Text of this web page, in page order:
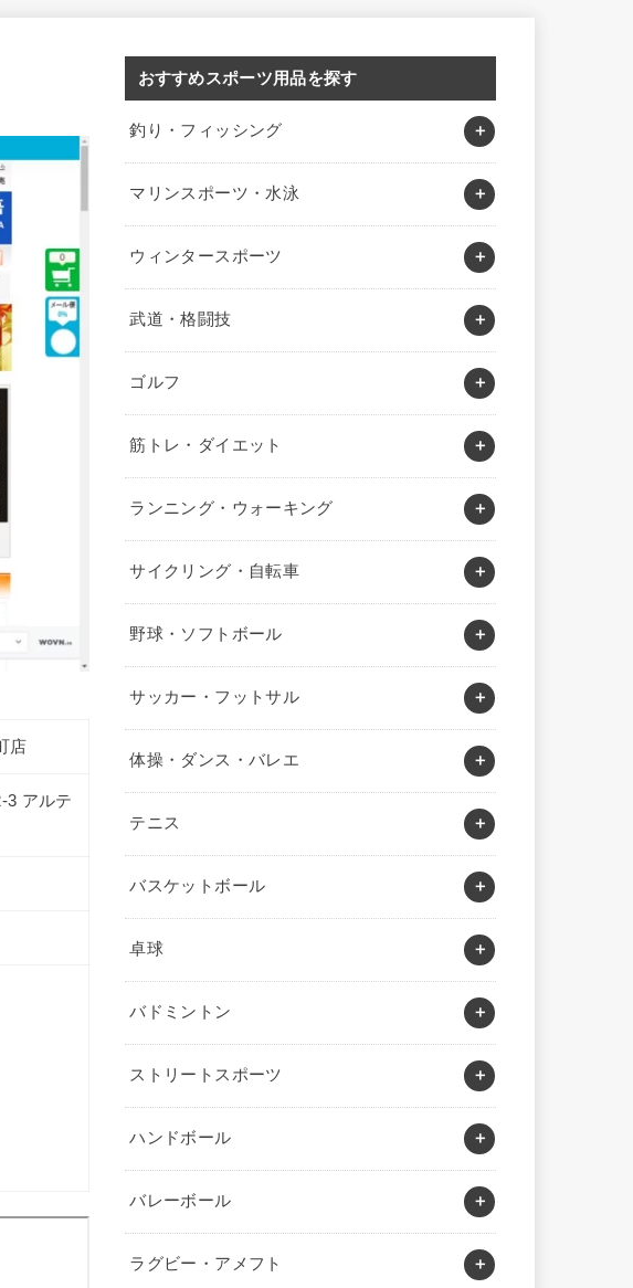
店
3 アルテ
おすすめスポーツ用品を探す
釣り・フィッシング
マリンスポーツ・水泳
ウィンタースポーツ
武道・格闘技
ゴルフ
筋トレ・ダイエット
ランニング・ウォーキング
サイクリング・自転車
野球・ソフトボール
サッカー・フットサル
体操・ダンス・バレエ
テニス
バスケットボール
卓球
バドミントン
ストリートスポーツ
ハンドボール
バレーボール
ラグビー・アメフト